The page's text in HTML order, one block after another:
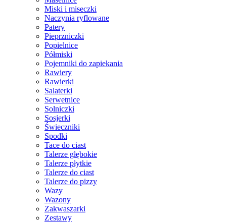
Miski i miseczki
Naczynia ryflowane
Patery
Pieprzniczki
Popielnice
Półmiski
Pojemniki do zapiekania
Rawiery
Rawierki
Salaterki
Serwetnice
Solniczki
Sosjerki
Świeczniki
Spodki
Tace do ciast
Talerze głębokie
Talerze płytkie
Talerze do ciast
Talerze do pizzy
Wazy
Wazony
Zakwaszarki
Zestawy